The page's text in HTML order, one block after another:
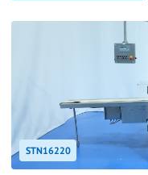
STN16220